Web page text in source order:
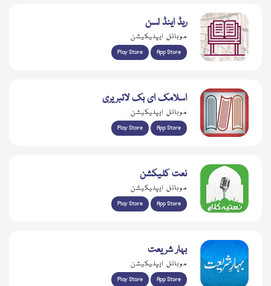
ریڈ اینڈ لسن
موبائل ایپلیکیشن
Play Store App Store
اسلامک ای بک لائبریری
موبائل ایپلیکیشن
Play Store App Store
نعت کلیکشن
موبائل ایپلیکیشن
Play Store App Store
بہار شریعت
موبائل ایپلیکیشن
Play Store App Store